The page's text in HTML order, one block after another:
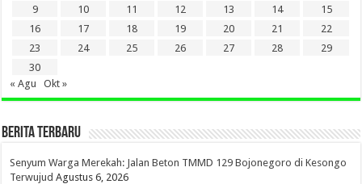
9
10 11 12 13 14
15
16
17 18 19 20 21
22
23
24 25 26 27 28
29
30
« Agu
Okt »
BERITA TERBARU
Senyum Warga Merekah: Jalan Beton TMMD 129 Bojonegoro di Kesongo
Terwujud Agustus 6, 2026